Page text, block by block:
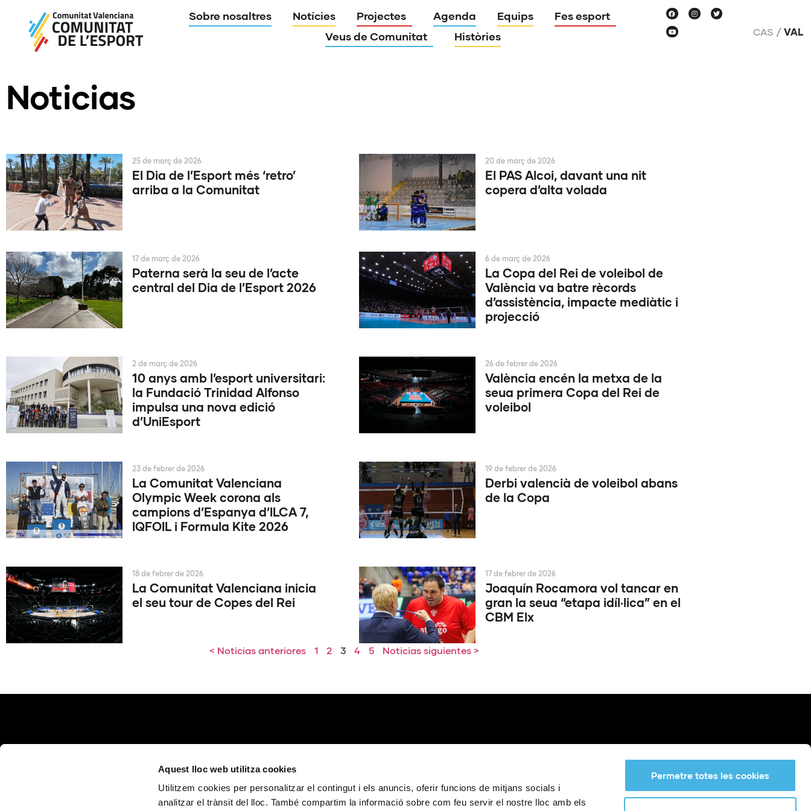
Aquest lloc web utilitza cookies
Utilitzem cookies per personalitzar el contingut i els anuncis, oferir funcions de mitjans socials i
analitzar el trànsit del lloc. També compartim la informació sobre com feu servir el nostre lloc amb els
Permetre totes les cookies
Sobre nosaltres Notícies Projectes Agenda Equips
Fes esport
Veus de Comunitat
Històries CAS VAL
Noticias
El Dia de l’Esport més ‘retro’
arriba a la Comunitat
25 de març de 2026
El PAS Alcoi, davant una nit
copera d’alta volada
20 de març de 2026
Paterna serà la seu de l’acte
central del Dia de l’Esport 2026
17 de març de 2026
La Copa del Rei de voleibol de
València va batre rècords
d’assistència, impacte mediàtic i
projecció
6 de març de 2026
10 anys amb l’esport universitari:
la Fundació Trinidad Alfonso
impulsa una nova edició
d’UniEsport
2 de març de 2026
València encén la metxa de la
seua primera Copa del Rei de
voleibol
26 de febrer de 2026
La Comunitat Valenciana
Olympic Week corona als
campions d’Espanya d’ILCA 7,
IQFOIL i Formula Kite 2026
23 de febrer de 2026
Derbi valencià de voleibol abans
de la Copa
19 de febrer de 2026
La Comunitat Valenciana inicia
el seu tour de Copes del Rei
18 de febrer de 2026
Joaquín Rocamora vol tancar en
gran la seua “etapa idíl·lica” en el
CBM Elx
17 de febrer de 2026
< Noticias anteriores 1 2 3 4 5 Noticias siguientes >